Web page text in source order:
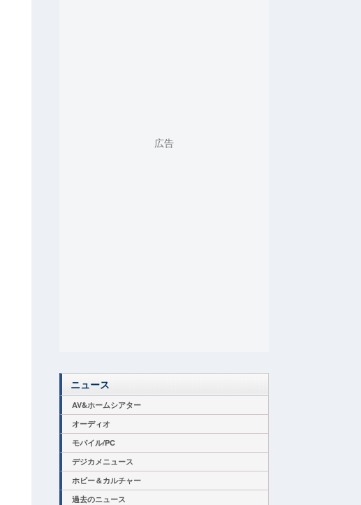
ニュース
AV&ホームシアター
オーディオ
モバイル/PC
デジカメニュース
ホビー＆カルチャー
過去のニュース